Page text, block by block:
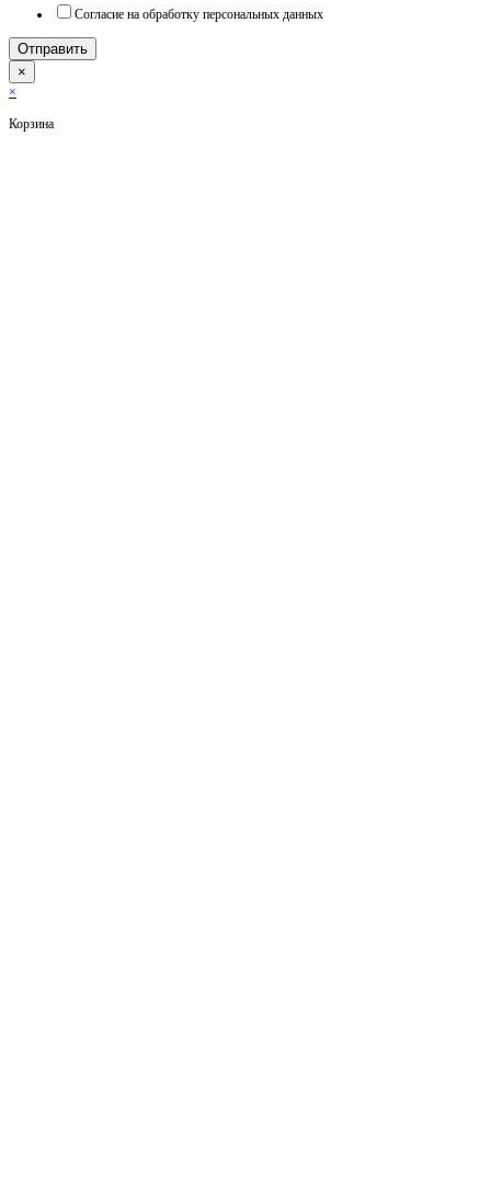
Согласие на обработку персональных данных
Отправить
×
×
Корзина